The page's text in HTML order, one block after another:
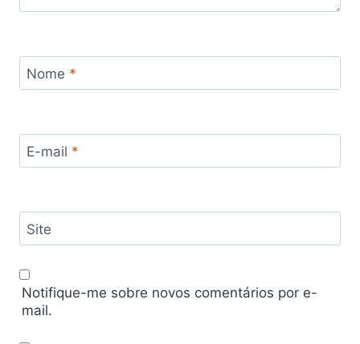
Nome *
E-mail *
Site
Notifique-me sobre novos comentários por e-
mail.